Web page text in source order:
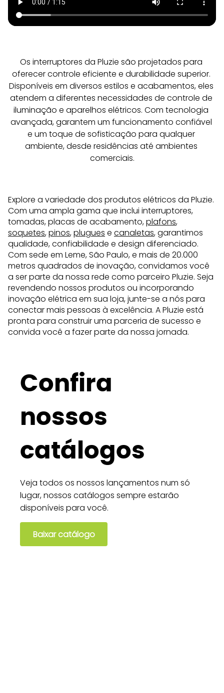
Os interruptores da Pluzie são projetados para
oferecer controle eficiente e durabilidade superior.
Disponíveis em diversos estilos e acabamentos, eles
atendem a diferentes necessidades de controle de
iluminação e aparelhos elétricos. Com tecnologia
avançada, garantem um funcionamento confiável
e um toque de sofisticação para qualquer
ambiente, desde residências até ambientes
comerciais.
Explore a variedade dos produtos elétricos da Pluzie.
Com uma ampla gama que inclui interruptores,
tomadas, placas de acabamento,plafons,
soquetes,pinos,plugues e canaletas, garantimos
qualidade, confiabilidade e design diferenciado.
Com sede em Leme, São Paulo, e mais de 20.000
metros quadrados de inovação, convidamos você
a ser parte da nossa rede como parceiro Pluzie. Seja
revendendo nossos produtos ou incorporando
inovação elétrica em sua loja, junte-se a nós para
conectar mais pessoas à excelência. A Pluzie está
pronta para construir uma parceria de sucesso e
convida você a fazer parte da nossa jornada.
Confira
nossos
catálogos
Veja todos os nossos lançamentos num só
lugar, nossos catálogos sempre estarão
disponíveis para você.
Baixar catálogo